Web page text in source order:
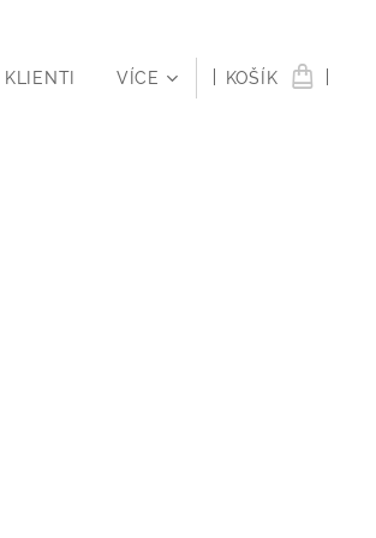
KLIENTI VÍCE KOŠÍK